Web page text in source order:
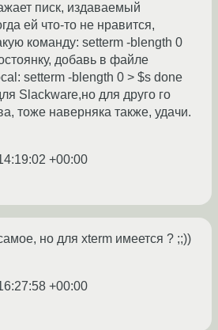
писк, издаваемый
ей что-то не нравится,
команду: setterm -blength 0
добавь в файле
setterm -blength 0 > $s done
Slackware,но для друго го
тоже наверняка также, удачи.
+00:00
но для xterm имеется ? ;;))
+00:00